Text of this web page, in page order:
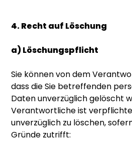
4. Recht auf Löschung
a) Löschungspflicht
Sie können von dem
dass die Sie betreffenden
Daten unverzüglich gelöscht
Verantwortliche ist
unverzüglich zu löschen,
Gründe zutrifft: